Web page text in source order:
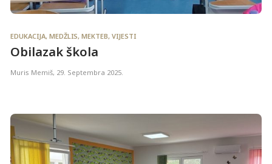
EDUKACIJA, MEDŽLIS, MEKTEB, VIJESTI
Obilazak škola
Muris Memiš, 29. Septembra 2025.